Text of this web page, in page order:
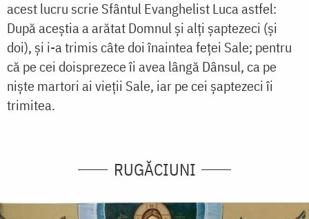
acest lucru scrie Sfântul Evanghelist Luca astfel:
După aceștia a arătat Domnul și alți șaptezeci (și
doi), și i-a trimis câte doi înaintea feței Sale; pentru
că pe cei doisprezece îi avea lângă Dânsul, ca pe
niște martori ai vieții Sale, iar pe cei șaptezeci îi
trimitea.
RUGĂCIUNI